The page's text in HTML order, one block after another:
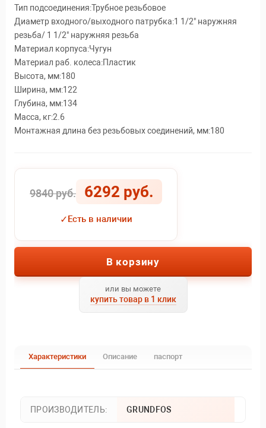
Тип подсоединения:Трубное резьбовое
Диаметр входного/выходного патрубка:1 1/2" наружняя
резьба/ 1 1/2" наружняя резьба
Материал корпуса:Чугун
Материал раб. колеса:Пластик
Высота, мм:180
Ширина, мм:122
Глубина, мм:134
Масса, кг:2.6
Монтажная длина без резьбовых соединений, мм:180
9840 руб. 6292 руб.
✓Есть в наличии
В корзину
или вы можете
купить товар в 1 клик
Характеристики Описание паспорт
ПРОИЗВОДИТЕЛЬ: GRUNDFOS